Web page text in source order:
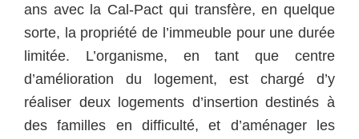
ans avec la Cal-Pact qui transfère, en quelque
sorte, la propriété de l’immeuble pour une durée
limitée. L’organisme, en tant que centre
d’amélioration du logement, est chargé d’y
réaliser deux logements d’insertion destinés à
des familles en difficulté, et d’aménager les